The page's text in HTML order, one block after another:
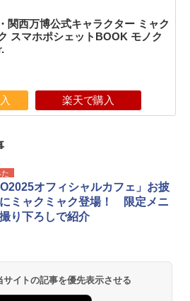
関西万博公式キャラクター ミャク
スマホポシェットBOOK モノク
楽天で購入
オフィシャルカフェ」お披
ミャクミャク登場！ 限定メニ
り下ろしで紹介
イトの記事を優先表示させる